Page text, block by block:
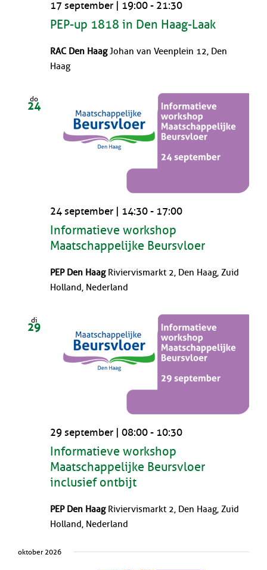
17 september | 19:00 - 21:30
PEP-up 1818 in Den Haag-Laak
RAC Den Haag Johan van Veenplein 12, Den
Haag
do
24
24 september | 14:30 - 17:00
Informatieve workshop
Maatschappelijke Beursvloer
PEP Den Haag Riviervismarkt 2, Den Haag, Zuid
Holland, Nederland
di
29
29 september | 08:00 - 10:30
Informatieve workshop
Maatschappelijke Beursvloer
inclusief ontbijt
PEP Den Haag Riviervismarkt 2, Den Haag, Zuid
Holland, Nederland
oktober 2026